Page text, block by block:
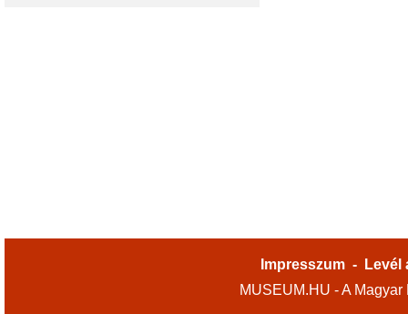
Impresszum -
Levél
MUSEUM.HU - A